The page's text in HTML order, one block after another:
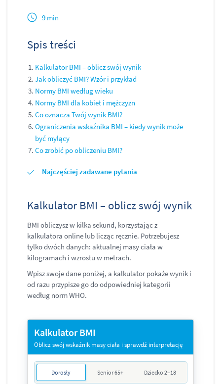
9 min
Spis treści
Kalkulator BMI – oblicz swój wynik
Jak obliczyć BMI? Wzór i przykład
Normy BMI według wieku
Normy BMI dla kobiet i mężczyzn
Co oznacza Twój wynik BMI?
Ograniczenia wskaźnika BMI – kiedy wynik może
być mylący
Co zrobić po obliczeniu BMI?
Najczęściej zadawane pytania
Kalkulator BMI – oblicz swój wynik
BMI obliczysz w kilka sekund, korzystając z
kalkulatora online lub licząc ręcznie. Potrzebujesz
tylko dwóch danych: aktualnej masy ciała w
kilogramach i wzrostu w metrach.
Wpisz swoje dane poniżej, a kalkulator pokaże wynik i
od razu przypisze go do odpowiedniej kategorii
według norm WHO.
Kalkulator BMI
Oblicz swój wskaźnik masy ciała i sprawdź interpretację
Dorosły Senior 65+ Dziecko 2–18